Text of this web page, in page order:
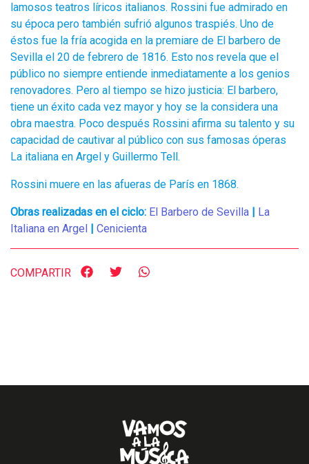
lamosos teatros líricos italianos. Rossini fue admirado en
su época pero también sufrió algunos traspiés. Uno de
éstos fue la fría acogida en la premiare de El barbero de
Sevilla el 20 de febrero de 1816. Esto nos revela que el
público no siempre entiende inmediatamente a los genios
renovadores. Pero al tiempo se hizo justicia: El barbero,
tiene un éxito cada vez mayor y hoy se la considera una
obra maestra. Poco después Rossini afirma su talento y su
capacidad de cautivar al público con sus famosas óperas
La italiana en Argel y Guillermo Tell.
Rossini muere en las afueras de París en 1868.
Obras realizadas en el ciclo: El Barbero de Sevilla | La
Italiana en Argel | Cenicienta
COMPARTIR